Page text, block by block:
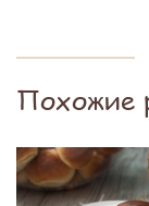
Похожие